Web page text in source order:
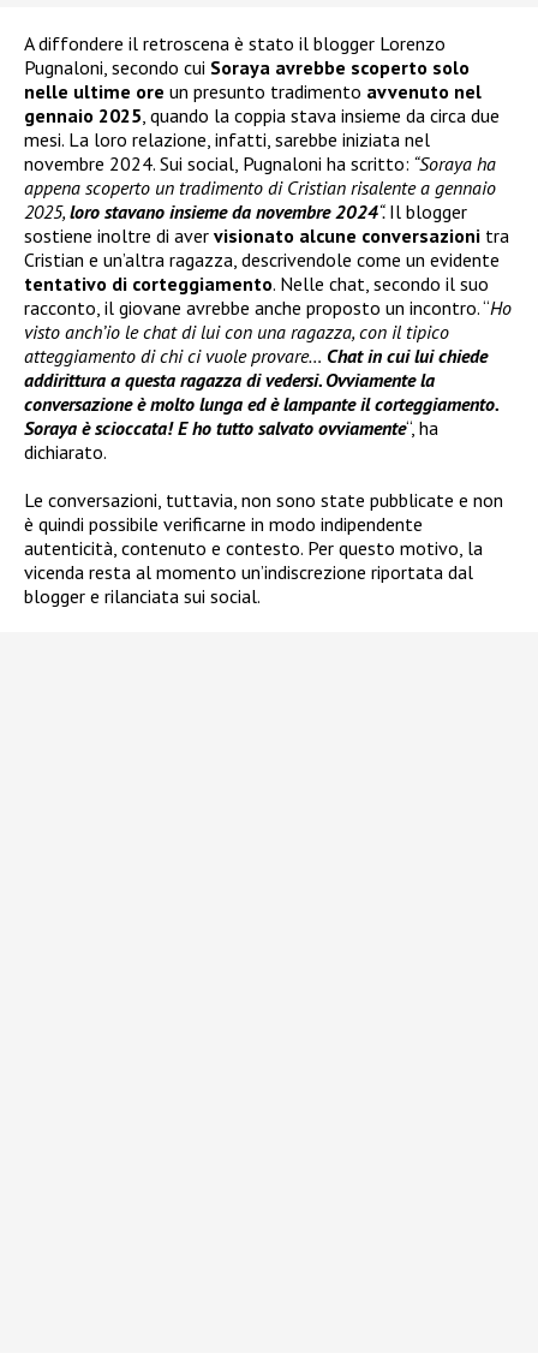
A diffondere il retroscena è stato il blogger Lorenzo
Pugnaloni, secondo cui Soraya avrebbe scoperto solo
nelle ultime ore un presunto tradimento avvenuto nel
gennaio 2025 , quando la coppia stava insieme da circa due
mesi. La loro relazione, infatti, sarebbe iniziata nel
novembre 2024. Sui social, Pugnaloni ha scritto: “Soraya ha
appena scoperto un tradimento di Cristian risalente a gennaio
2025, loro stavano insieme da novembre 2024“. Il blogger
sostiene inoltre di aver visionato alcune conversazioni tra
Cristian e un’altra ragazza, descrivendole come un evidente
tentativo di corteggiamento. Nelle chat, secondo il suo
racconto, il giovane avrebbe anche proposto un incontro. “Ho
visto anch’io le chat di lui con una ragazza, con il tipico
atteggiamento di chi ci vuole provare… Chat in cui lui chiede
addirittura a questa ragazza di vedersi. Ovviamente la
conversazione è molto lunga ed è lampante il corteggiamento.
Soraya è scioccata! E ho tutto salvato ovviamente“, ha
dichiarato.
Le conversazioni, tuttavia, non sono state pubblicate e non
è quindi possibile verificarne in modo indipendente
autenticità, contenuto e contesto. Per questo motivo, la
vicenda resta al momento un’indiscrezione riportata dal
blogger e rilanciata sui social.